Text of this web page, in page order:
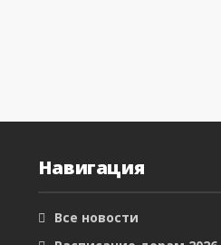
Навигация
Все новости